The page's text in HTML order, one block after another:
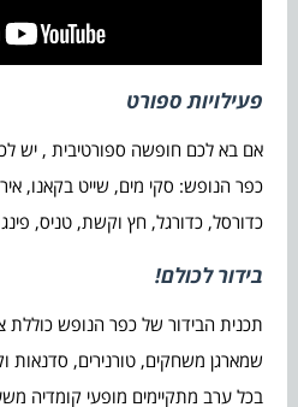
פעילויות ספורט
אם בא לכם חופשה ספורטיבית , יש
כפר הנופש: סקי מים, שייט בקאנו,
כדורסל, כדורגל, חץ וקשת, טניס, פינג
בידור לכולם!
תכנית הבידור של כפר הנופש כוללת
שמארגן משחקים, טורנירים, סדנאות
בכל ערב מתקיימים מופעי קומדיה